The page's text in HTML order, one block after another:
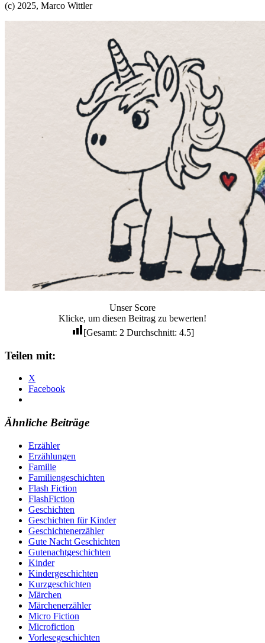
(c) 2025, Marco Wittler
Unser Score
Klicke, um diesen Beitrag zu bewerten!
[Gesamt: 2 Durchschnitt: 4.5]
Teilen mit:
X
Facebook
Ähnliche Beiträge
Erzähler
Erzählungen
Familie
Familiengeschichten
Flash Fiction
FlashFiction
Geschichten
Geschichten für Kinder
Geschichtenerzähler
Gute Nacht Geschichten
Gutenachtgeschichten
Kinder
Kindergeschichten
Kurzgeschichten
Märchen
Märchenerzähler
Micro Fiction
Microfiction
Vorlesegeschichten